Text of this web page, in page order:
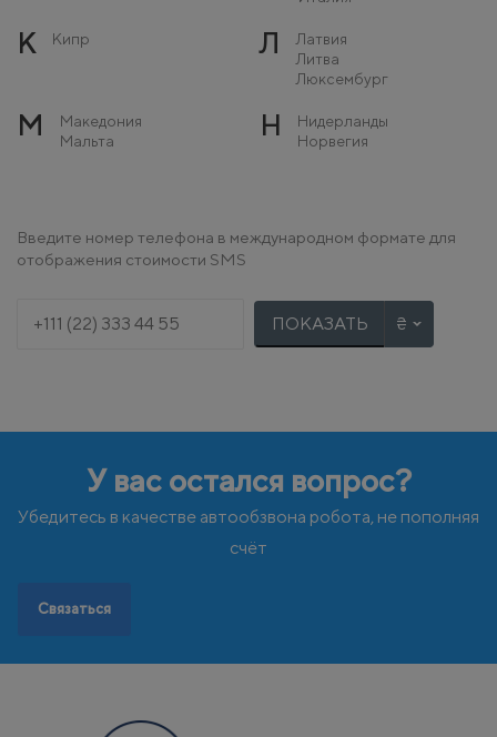
К Кипр Л
Латвия
Литва
Люксембург
М
Македония
Мальта
Н
Нидерланды
Норвегия
О П
Португалия
Словакия
Словения
Черногория
Ш
Швейцария
Швеция
Введите номер телефона в международном формате для
отображения стоимости SMS
ПОКАЗАТЬ
У вас остался вопрос?
Убедитесь в качестве автообзвона робота, не пополняя
счёт
Связаться